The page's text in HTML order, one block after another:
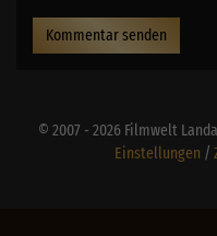
Kommentar senden
© 2007 - 2026 Filmwelt
Einstellungen /